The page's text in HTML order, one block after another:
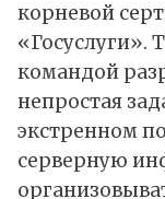
корневой
«Госуслуги».
командой
непростая
экстренном
серверную